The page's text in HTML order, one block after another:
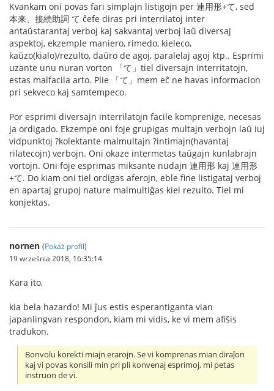
Kvankam oni povas fari simplajn listigojn per 連用形+て, sed
本来、接続助詞 て ĉefe diras pri interrilatoj inter
antaŭstarantaj verboj kaj sakvantaj verboj laŭ diversaj
aspektoj, ekzemple maniero, rimedo, kieleco,
kaŭzo(kialo)/rezulto, daŭro de agoj, paralelaj agoj ktp.. Esprimi
uzante unu nuran vorton 「て」tiel diversajn interritatojn,
estas malfacila arto. Plie 「て」mem eĉ ne havas informacion
pri sekveco kaj samtempeco.
Por esprimi diversajn interrilatojn facile komprenige, necesas
ja ordigado. Ekzempe oni foje grupigas multajn verbojn laŭ iuj
vidpunktoj ?kolektante malmultajn ?intimajn(havantaj
rilatecojn) verbojn. Oni okaze intermetas taŭgajn kunlabrajn
vortojn. Oni foje esprimas miksante nudajn 連用形 kaj 連用形
+て. Do kiam oni tiel ordigas aferojn, eble fine listigataj verboj
en apartaj grupoj nature malmultiĝas kiel rezulto. Tiel mi
konjektas.
nornen (Pokaż profil)
19 września 2018, 16:35:14
Kara ito,
kia bela hazardo! Mi ĵus estis esperantiganta vian
japanlingvan respondon, kiam mi vidis, ke vi mem afiŝis
tradukon.
Bonvolu korekti miajn erarojn. Se vi komprenas mian diraĵon
kaj vi povas konsili min pri pli konvenaj esprimoj, mi petas
instruon de vi.